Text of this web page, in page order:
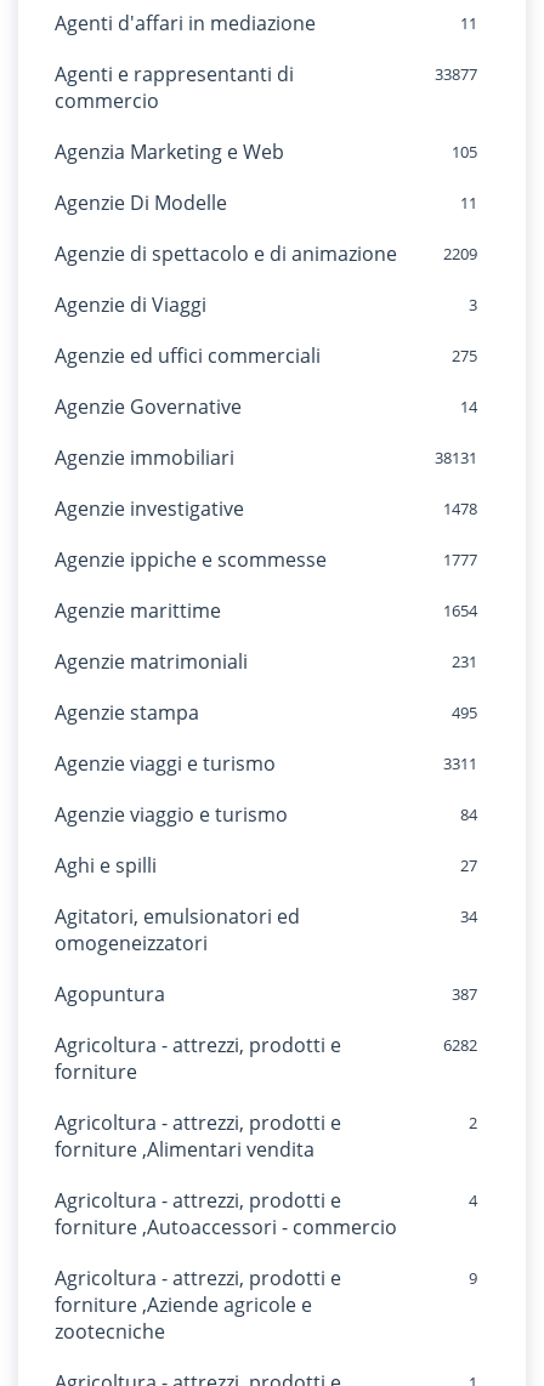
Agenti d'affari in mediazione 11
Agenti e rappresentanti di
commercio
33877
Agenzia Marketing e Web 105
Agenzie Di Modelle 11
Agenzie di spettacolo e di animazione 2209
Agenzie di Viaggi 3
Agenzie ed uffici commerciali 275
Agenzie Governative 14
Agenzie immobiliari 38131
Agenzie investigative 1478
Agenzie ippiche e scommesse 1777
Agenzie marittime 1654
Agenzie matrimoniali 231
Agenzie stampa 495
Agenzie viaggi e turismo 3311
Agenzie viaggio e turismo 84
Aghi e spilli 27
Agitatori, emulsionatori ed
omogeneizzatori
34
Agopuntura 387
Agricoltura - attrezzi, prodotti e
forniture
6282
Agricoltura - attrezzi, prodotti e
forniture ,Alimentari vendita
2
Agricoltura - attrezzi, prodotti e
forniture ,Autoaccessori - commercio
4
Agricoltura - attrezzi, prodotti e
forniture ,Aziende agricole e
zootecniche
9